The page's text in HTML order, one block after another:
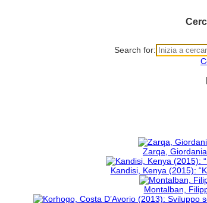
Search for:
Zarqa,
Kandisi, Kenya (2015):
Montalban,